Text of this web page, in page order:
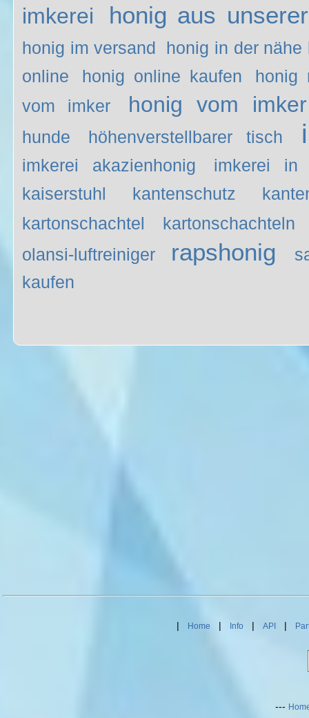
imkerei honig aus
honig im versand
honig in der nähe
online
honig online kaufen
honig
vom imker
honig vom
hunde höhenverstellbarer tisch
imkerei akazienhonig
imkerei in
kaiserstuhl
kantenschutz
kartonschachtel
kartonschachteln
olansi-luftreiniger
rapshonig
kaufen
| Home | Info | API|
---